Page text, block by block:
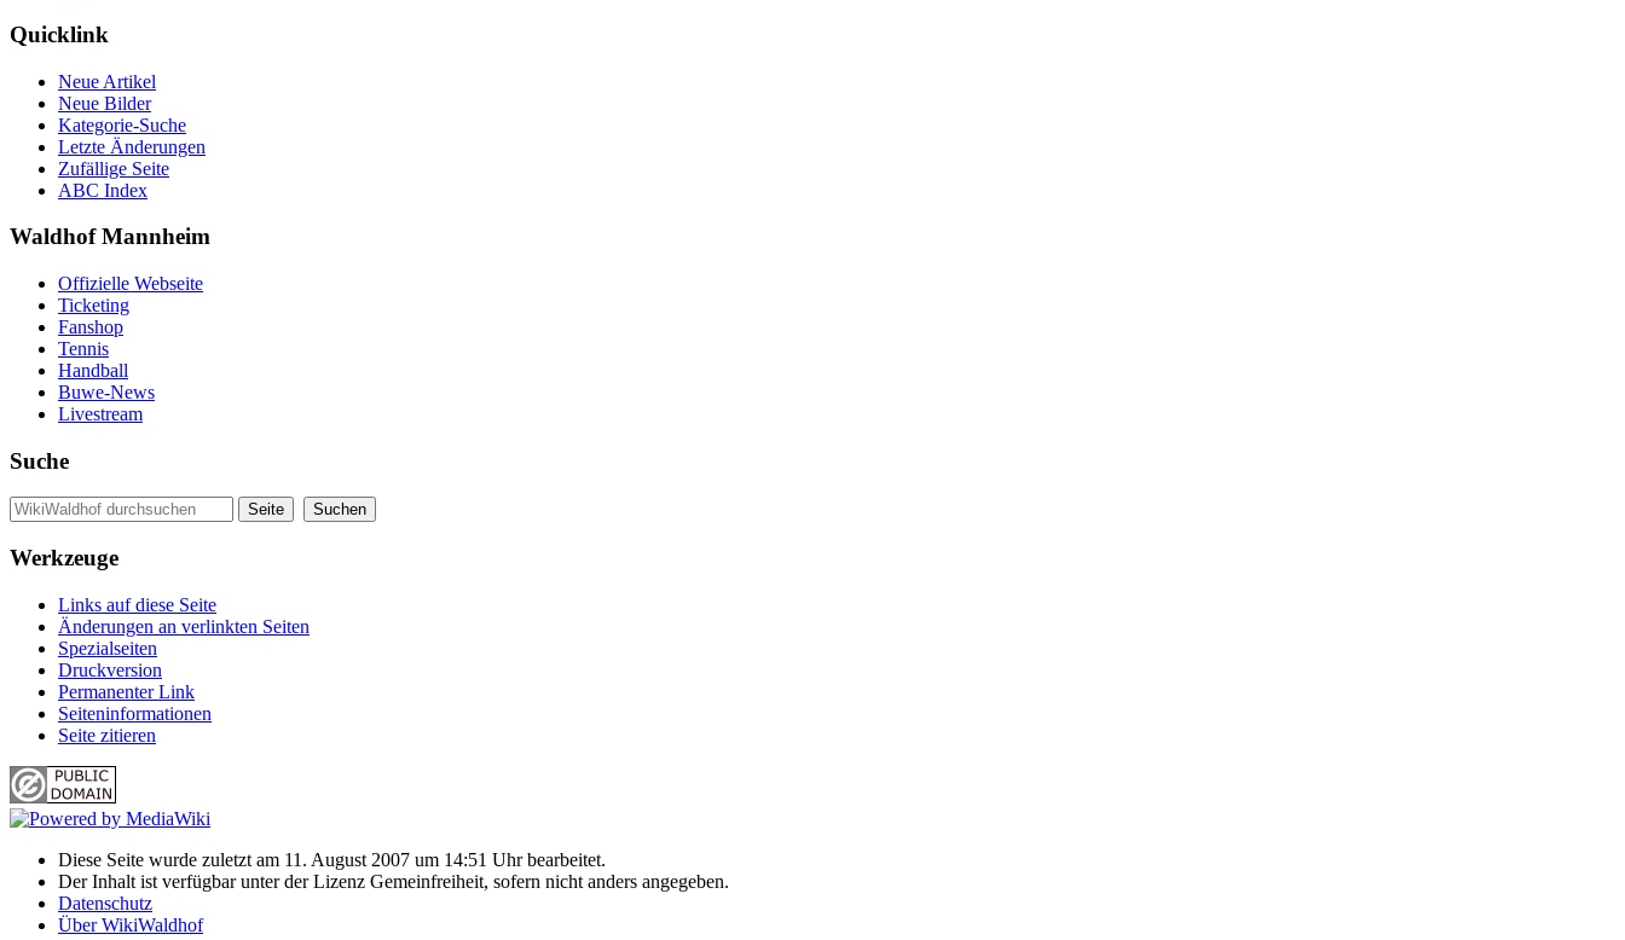
Quicklink
Neue Artikel
Neue Bilder
Kategorie-Suche
Letzte Änderungen
Zufällige Seite
ABC Index
Waldhof Mannheim
Offizielle Webseite
Ticketing
Fanshop
Tennis
Handball
Buwe-News
Livestream
Suche
Werkzeuge
Links auf diese Seite
Änderungen an verlinkten Seiten
Spezialseiten
Druckversion
Permanenter Link
Seiten­informationen
Seite zitieren
Diese Seite wurde zuletzt am 11. August 2007 um 14:51 Uhr bearbeitet.
Der Inhalt ist verfügbar unter der Lizenz Gemeinfreiheit, sofern nicht anders angegeben.
Datenschutz
Über WikiWaldhof